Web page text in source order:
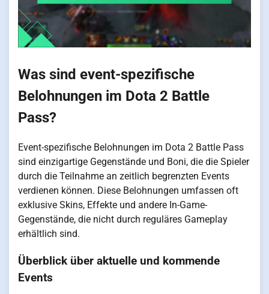
Was sind event-spezifische
Belohnungen im Dota 2 Battle
Pass?
Event-spezifische Belohnungen im Dota 2 Battle Pass
sind einzigartige Gegenstände und Boni, die die Spieler
durch die Teilnahme an zeitlich begrenzten Events
verdienen können. Diese Belohnungen umfassen oft
exklusive Skins, Effekte und andere In-Game-
Gegenstände, die nicht durch reguläres Gameplay
erhältlich sind.
Überblick über aktuelle und kommende
Events